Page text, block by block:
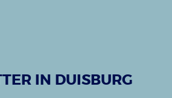
IN DUISBURG